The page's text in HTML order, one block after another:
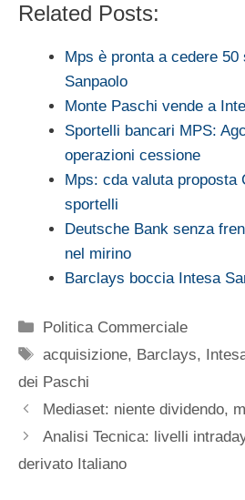
Related Posts:
Mps è pronta a cedere
Sanpaolo
Monte Paschi vende a
Sportelli bancari MPS:
operazioni cessione
Mps: cda valuta proposta
sportelli
Deutsche Bank senza
nel mirino
Barclays boccia Intesa
Categorie
Politica Commerciale
Tag
acquisizione, Barclays,
dei Paschi
Mediaset: niente dividendo,
Analisi Tecnica: livelli
derivato Italiano